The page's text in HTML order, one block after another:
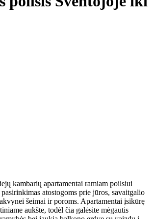
kambarių apartamentai ramiam poilsiui
atostogoms prie jūros, savaitgalio
šeimai ir poroms. Apartamentai įsikūrę
aukšte, todėl čia galėsite mėgautis